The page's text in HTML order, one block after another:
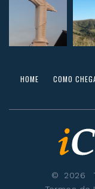
HOME COMO
© 2026